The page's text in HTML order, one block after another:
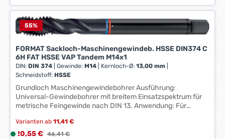
e
r
k
a
g
e
*
*
42389 Wuppertal, DE, +4920260960, webkontakt@ede.de
i
e
f
e
r
z
e
i
t
:
1
-
3
55%
FORMAT Sackloch-Maschinengewindeb. HSSE DIN374 C
6H FAT HSSE VAP Tandem M14x1
DIN:DIN 374 Gewinde:M14 Kernloch-Ø:13,00 mm
Schneidstoff:HSSE
Grundloch Maschinengewindebohrer Ausführung:
Universal-Gewindebohrer mit breitem Einsatzspektrum für
metrische Feingewinde nach DIN 13. Anwendung: Für
Einkaufsbüro Deutscher Eisenhändler GmbH, EDE Platz 1,
42389 Wuppertal, DE, +4920260960, webkontakt@ede.de
Varianten ab 11,41 €
Verkaufspreis:
L
20,55 € Regulärer Preis:
46,41 €